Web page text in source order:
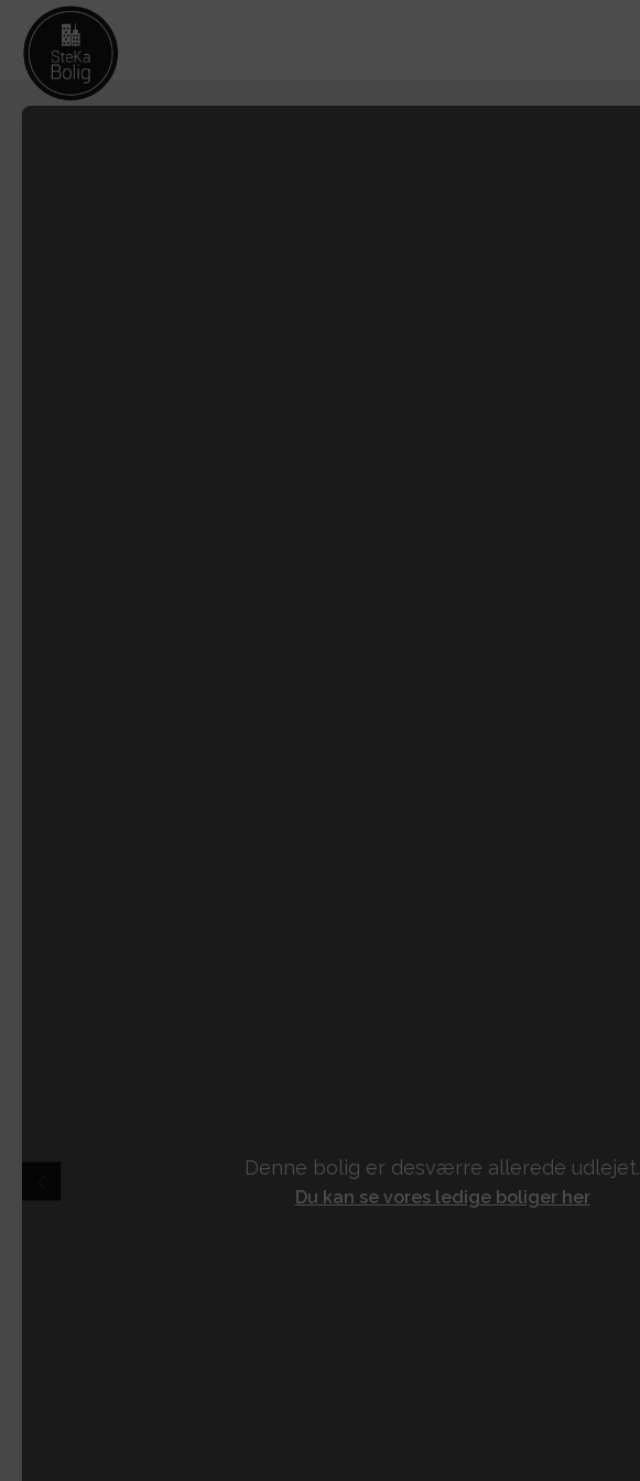
Denne bolig er desværre allerede udlejet.
Du kan se vores ledige boliger her